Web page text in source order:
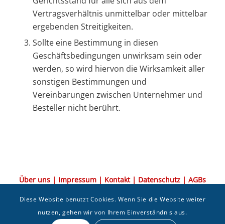
Vertragsverhältnis unmittelbar oder mittelbar
ergebenden Streitigkeiten.
Sollte eine Bestimmung in diesen
Geschäftsbedingungen unwirksam sein oder
werden, so wird hiervon die Wirksamkeit aller
sonstigen Bestimmungen und
Vereinbarungen zwischen Unternehmer und
Besteller nicht berührt.
Über uns| Impressum| Kontakt| Datenschutz | AGBs
Metallverarbeitung GmbH & Co. KG· Tel.: +49 (0)8321 7809370
Diese Website benutzt Cookies. Wenn Sie die Website weiter
nutzen, gehen wir von Ihrem Einverständnis aus.